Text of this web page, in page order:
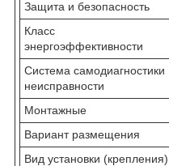
Защита и безопасность
Класс
энергоэффективности
Система самодиагностики
неисправности
Монтажные
Вариант размещения
Вид установки (крепления)